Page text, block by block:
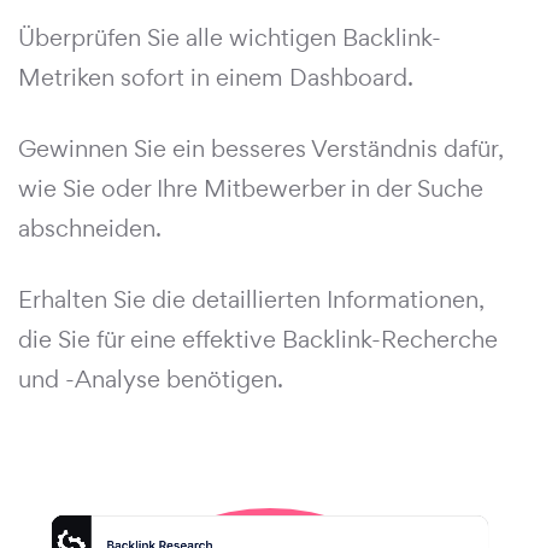
Überprüfen Sie alle wichtigen Backlink-
Metriken sofort in einem Dashboard.
Gewinnen Sie ein besseres Verständnis dafür,
wie Sie oder Ihre Mitbewerber in der Suche
abschneiden.
Erhalten Sie die detaillierten Informationen,
die Sie für eine effektive Backlink-Recherche
und -Analyse benötigen.